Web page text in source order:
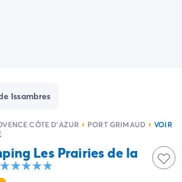
Haut-Adige
Issambres
CÔTE D'AZUR PORT GRIMAUD
VOIR
Les Prairies de la